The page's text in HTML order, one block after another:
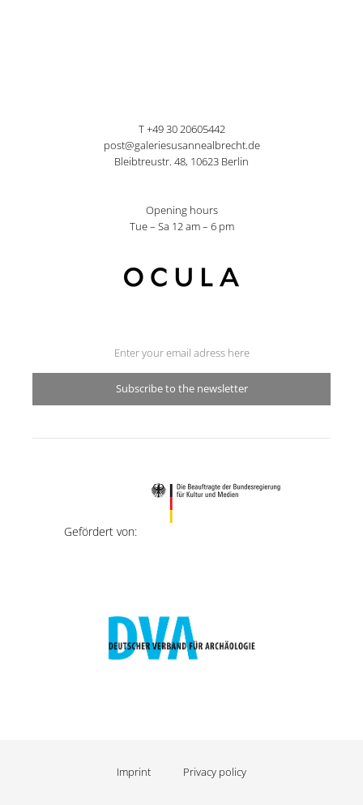
T +49 30 20605442
post@galeriesusannealbrecht.de
Bleibtreustr. 48, 10623 Berlin
Opening hours
Tue – Sa 12 am – 6 pm
Subscribe to the newsletter
Gefördert von:
Imprint Privacy policy